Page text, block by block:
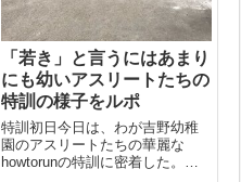
「若き」と言うにはあまり
にも幼いアスリートたちの
特訓の様子をルポ
特訓初日今日は、わが吉野幼稚
園のアスリートたちの華麗な
howtorunの特訓に密着した。つ